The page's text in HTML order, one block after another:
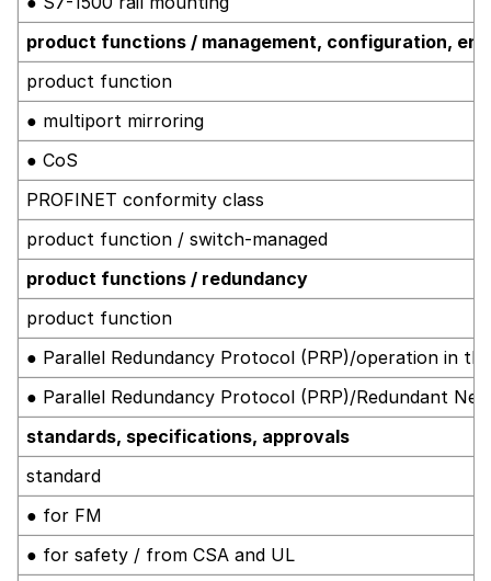
product functions / management, configuration,
product function
● multiport mirroring
● CoS
PROFINET conformity class
product function / switch-managed
product functions / redundancy
product function
● Parallel Redundancy Protocol (PRP)/operation in
● Parallel Redundancy Protocol (PRP)/Redundant
standards, specifications, approvals
standard
● for FM
● for safety / from CSA and UL